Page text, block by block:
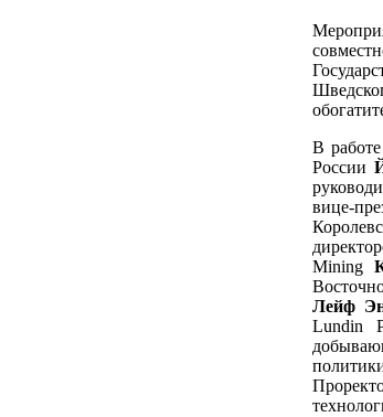
В
России
вице-
Mining
Лейф
Lundin